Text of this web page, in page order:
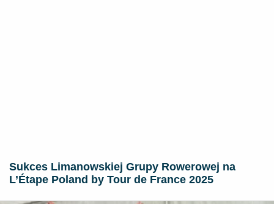
Sukces Limanowskiej Grupy Rowerowej na
L’Étape Poland by Tour de France 2025